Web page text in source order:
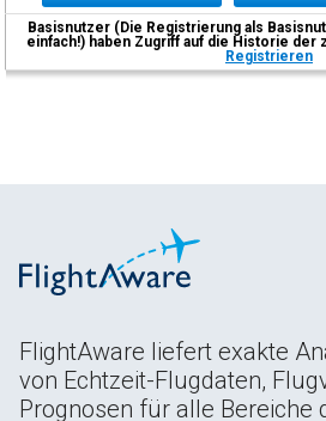
Basisnutzer (Die Registrierung als
einfach!) haben Zugriff auf die Historie der
Registrieren
FlightAware liefert exakte
von Echtzeit-Flugdaten,
Prognosen für alle Bereiche